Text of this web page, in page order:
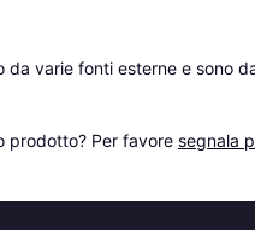
varie fonti esterne e sono
prodotto? Per favore segnala